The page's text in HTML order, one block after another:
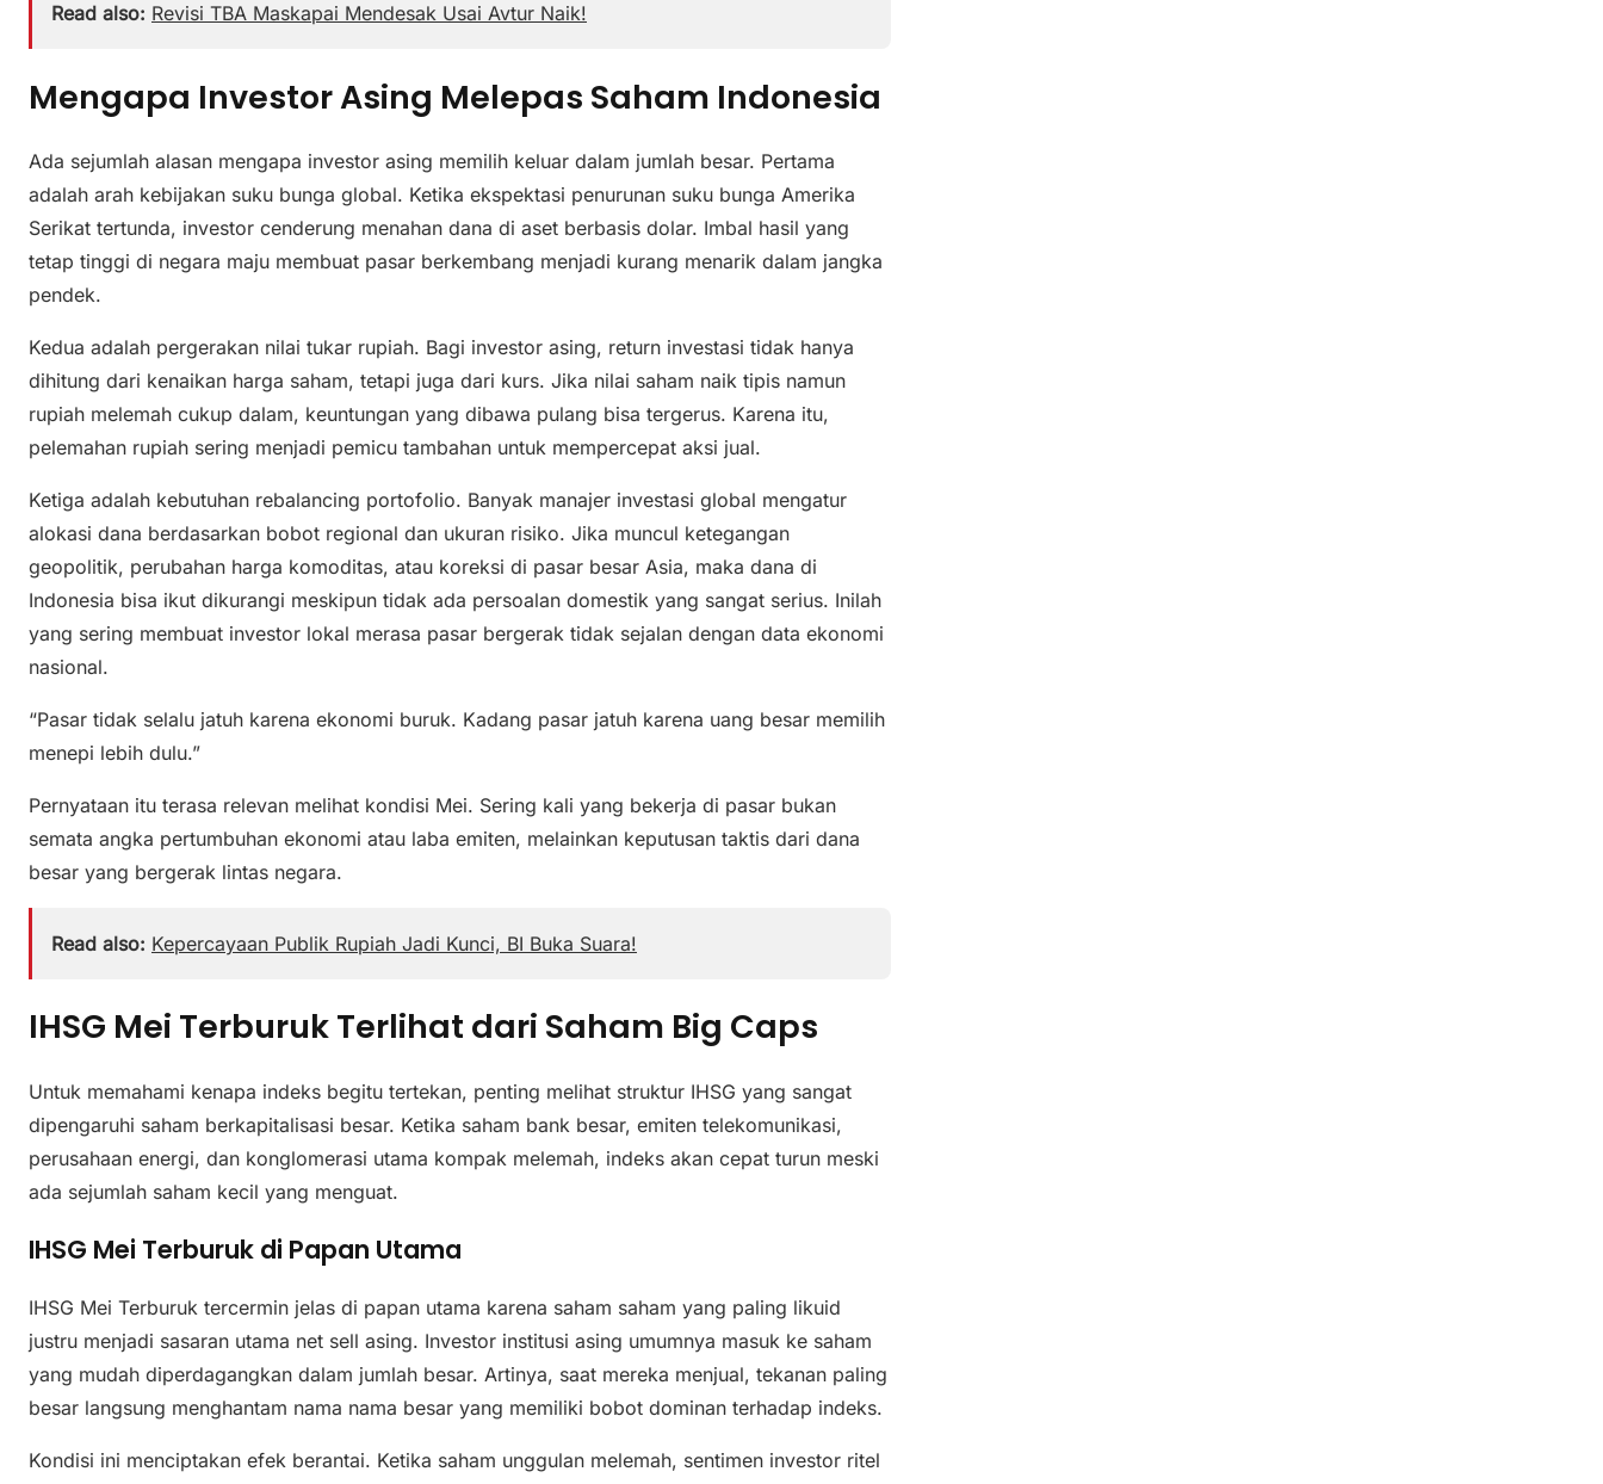
Read also: Revisi TBA Maskapai Mendesak Usai Avtur Naik!
Mengapa Investor Asing Melepas Saham Indonesia
Ada sejumlah alasan mengapa investor asing memilih keluar dalam jumlah besar. Pertama
adalah arah kebijakan suku bunga global. Ketika ekspektasi penurunan suku bunga Amerika
Serikat tertunda, investor cenderung menahan dana di aset berbasis dolar. Imbal hasil yang
tetap tinggi di negara maju membuat pasar berkembang menjadi kurang menarik dalam jangka
pendek.
Kedua adalah pergerakan nilai tukar rupiah. Bagi investor asing, return investasi tidak hanya
dihitung dari kenaikan harga saham, tetapi juga dari kurs. Jika nilai saham naik tipis namun
rupiah melemah cukup dalam, keuntungan yang dibawa pulang bisa tergerus. Karena itu,
pelemahan rupiah sering menjadi pemicu tambahan untuk mempercepat aksi jual.
Ketiga adalah kebutuhan rebalancing portofolio. Banyak manajer investasi global mengatur
alokasi dana berdasarkan bobot regional dan ukuran risiko. Jika muncul ketegangan
geopolitik, perubahan harga komoditas, atau koreksi di pasar besar Asia, maka dana di
Indonesia bisa ikut dikurangi meskipun tidak ada persoalan domestik yang sangat serius. Inilah
yang sering membuat investor lokal merasa pasar bergerak tidak sejalan dengan data ekonomi
nasional.
“Pasar tidak selalu jatuh karena ekonomi buruk. Kadang pasar jatuh karena uang besar memilih
menepi lebih dulu.”
Pernyataan itu terasa relevan melihat kondisi Mei. Sering kali yang bekerja di pasar bukan
semata angka pertumbuhan ekonomi atau laba emiten, melainkan keputusan taktis dari dana
besar yang bergerak lintas negara.
Read also: Kepercayaan Publik Rupiah Jadi Kunci, BI Buka Suara!
IHSG Mei Terburuk Terlihat dari Saham Big Caps
Untuk memahami kenapa indeks begitu tertekan, penting melihat struktur IHSG yang sangat
dipengaruhi saham berkapitalisasi besar. Ketika saham bank besar, emiten telekomunikasi,
perusahaan energi, dan konglomerasi utama kompak melemah, indeks akan cepat turun meski
ada sejumlah saham kecil yang menguat.
IHSG Mei Terburuk di Papan Utama
IHSG Mei Terburuk tercermin jelas di papan utama karena saham saham yang paling likuid
justru menjadi sasaran utama net sell asing. Investor institusi asing umumnya masuk ke saham
yang mudah diperdagangkan dalam jumlah besar. Artinya, saat mereka menjual, tekanan paling
besar langsung menghantam nama nama besar yang memiliki bobot dominan terhadap indeks.
Kondisi ini menciptakan efek berantai. Ketika saham unggulan melemah, sentimen investor ritel